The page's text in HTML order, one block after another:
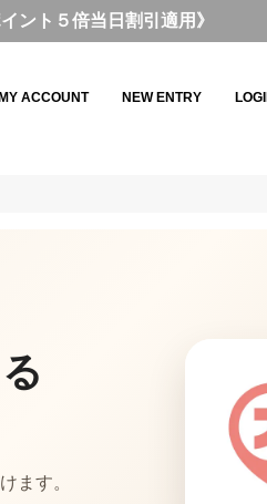
ント５倍当日割引適用》
MY ACCOUNT NEW ENTRY
ます。